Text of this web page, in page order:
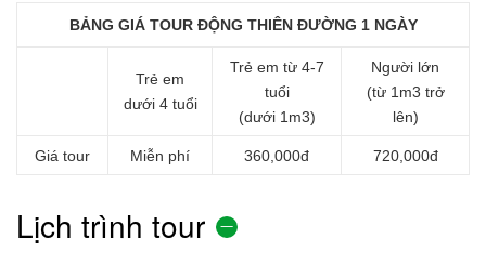
BẢNG GIÁ TOUR ĐỘNG THIÊN ĐƯỜNG 1 NGÀY
Trẻ em
dưới 4 tuổi
Trẻ em từ 4-7
tuổi
(dưới 1m3)
Người lớn
(từ 1m3 trở
lên)
Giá tour Miễn phí 360,000đ 720,000đ
Lịch trình tour